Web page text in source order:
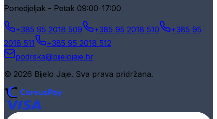
Ponedjeljak - Petak 09:00-17:00
+385 95 2018 509 +385 95 2018 510
+385 95
2018 511
+385 95 2018 512
podrska@bijelojaje.hr
© 2026 Bijelo Jaje. Sva prava pridržana.